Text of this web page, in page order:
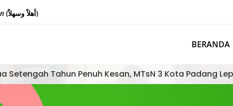
(أهلاً وسهلاً)
BERANDA
Setengah Tahun Penuh Kesan, MTsN 3 Kota Padang